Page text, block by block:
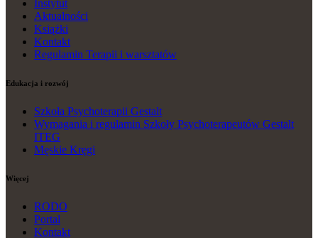
Instytut
Aktualności
Książki
Kontakt
Regulamin Terapii i warsztatów
Edukacja i rozwój
Szkoła Psychoterapii Gestalt
Wymagania i regulamin Szkoły Psychoterapeutów Gestalt
ITEG
Męskie Kręgi
Więcej
RODO
Portal
Kontakt